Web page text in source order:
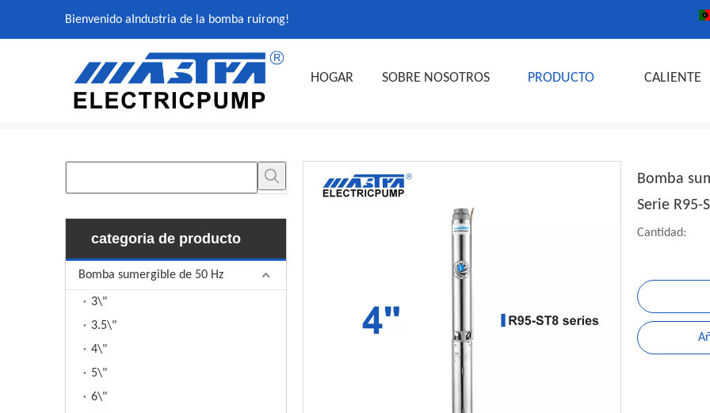
Bienvenido a Industria de la bomba ruirong!
HOGAR SOBRE NOSOTROS PRODUCTO CALIENTE
categoria de producto
Bomba sumergible de 50 Hz
3\"
3.5\"
4\"
5\"
6\"
Bomba
Serie R95-
Cantidad: